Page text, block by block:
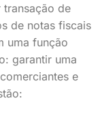
de
de notas fiscais
uma função
garantir uma
e